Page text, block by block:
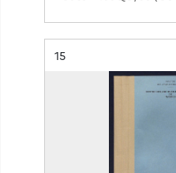
Résultat n°
15